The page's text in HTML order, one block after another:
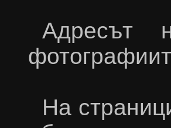
Адресът
На